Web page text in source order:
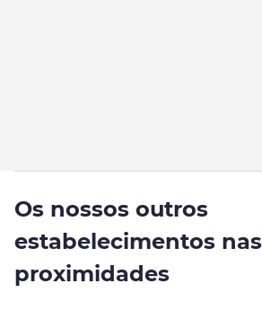
Os nossos outros
estabelecimentos nas
proximidades